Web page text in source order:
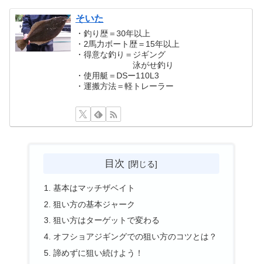
そいた
・釣り歴＝30年以上
・2馬力ボート歴＝15年以上
・得意な釣り＝ジギング
泳がせ釣り
・使用艇＝DSー110L3
・運搬方法＝軽トレーラー
目次
基本はマッチザベイト
狙い方の基本ジャーク
狙い方はターゲットで変わる
オフショアジギングでの狙い方のコツとは？
諦めずに狙い続けよう！